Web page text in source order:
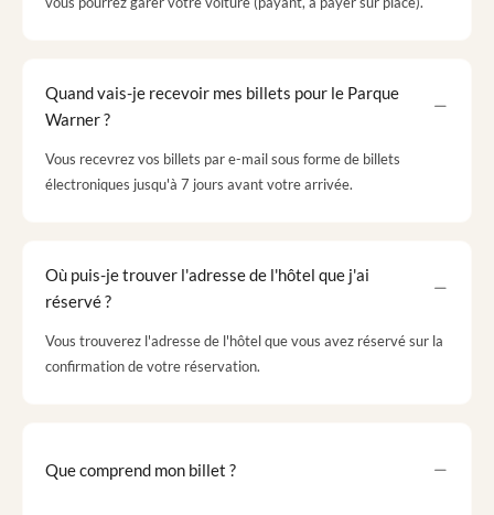
Quand vais-je recevoir mes billets pour le Parque
Warner ?
Vous recevrez vos billets par e-mail sous forme de billets
électroniques jusqu'à 7 jours avant votre arrivée.
Où puis-je trouver l'adresse de l'hôtel que j'ai
réservé ?
Vous trouverez l'adresse de l'hôtel que vous avez réservé sur la
confirmation de votre réservation.
Que comprend mon billet ?